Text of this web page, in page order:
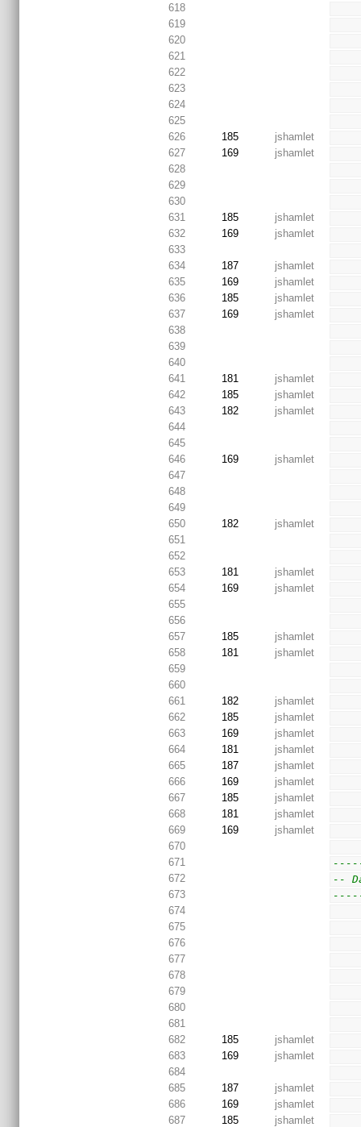
618
619
620
621
622
623
624
625
626
185
jshamlet
627
169
jshamlet
628
629
630
631
185
jshamlet
632
169
jshamlet
633
634
187
jshamlet
635
169
jshamlet
636
185
jshamlet
637
169
jshamlet
638
639
640
641
181
jshamlet
642
185
jshamlet
643
182
jshamlet
644
645
646
169
jshamlet
647
648
649
650
182
jshamlet
651
652
653
181
jshamlet
654
169
jshamlet
655
656
657
185
jshamlet
658
181
jshamlet
659
660
661
182
jshamlet
662
185
jshamlet
663
169
jshamlet
664
181
jshamlet
665
187
jshamlet
666
169
jshamlet
667
185
jshamlet
668
181
jshamlet
669
169
jshamlet
670
671
672
--
673
674
675
676
677
678
679
680
681
682
185
jshamlet
683
169
jshamlet
684
685
187
jshamlet
686
169
jshamlet
687
185 jshamlet